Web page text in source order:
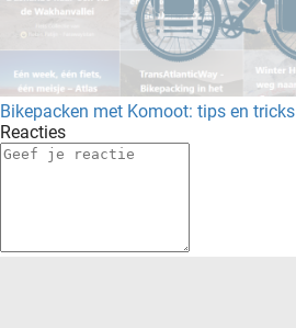
Bikepacken met Komoot: tips en tricks
Reacties